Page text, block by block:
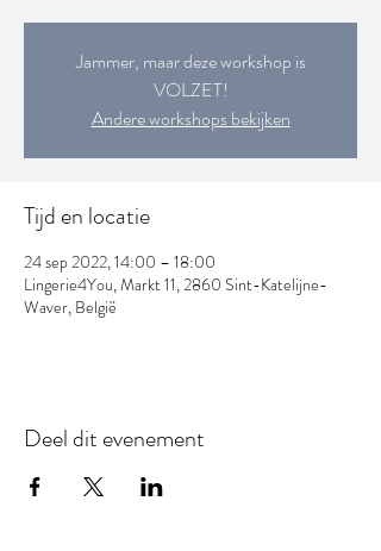
Jammer, maar deze workshop is
VOLZET!
Andere workshops bekijken
Tijd en locatie
24 sep 2022, 14:00 – 18:00
Lingerie4You, Markt 11, 2860 Sint-Katelijne-
Waver, België
Deel dit evenement